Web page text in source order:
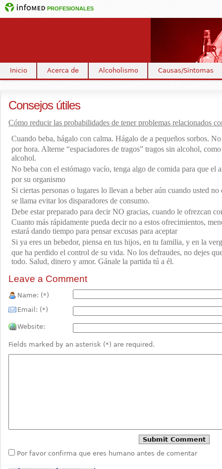
PROFESIONALES
Inicio Acerca de Alcoholismo Causas/Síntomas
Consejos útiles
Cómo reducir las probabilidades de tener problemas relacionados
Cuando beba, hágalo con calma. Hágalo de a pequeños sorbos.
por hora. Alterne “espaciadores de tragos” tragos sin alcohol,
alcohol.
No beba con el estómago vacío, tenga algo de comida para que el
por su organismo
Si ciertas personas o lugares lo llevan a beber aún cuando usted
se llama evitar los disparadores de consumo.
Debe estar preparado para decir NO gracias, cuando le ofrezcan
Cuanto más rápidamente pueda decir no a estos ofrecimientos,
estará dando tiempo para pensar excusas para aceptar
Si ya eres un bebedor, piensa en tus hijos, en tu familia, y en la
que ha perdido el control de su vida. No los defraudes, no dejes
todo. Salud, dinero y amor. Gánale la partida tú a él.
Leave a Comment
Name: (*)
Email: (*)
Website:
Fields marked by an asterisk (*) are required.
Por favor confirma que eres humano antes de comentar